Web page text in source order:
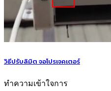
วิธีปรับลิมิต จอโปรเจคเตอร์
ทำความเข้าใจการ